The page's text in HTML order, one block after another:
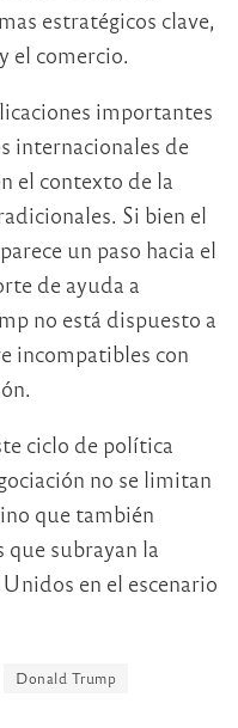
estratégicos clave,
el comercio.
importantes
internacionales de
el contexto de la
Si bien el
un paso hacia el
de ayuda a
no está dispuesto a
incompatibles con
ciclo de política
no se limitan
que también
subrayan la
en el escenario
Donald Trump